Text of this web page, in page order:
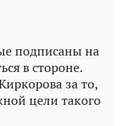
подписаны на
в стороне.
за то,
цели такого